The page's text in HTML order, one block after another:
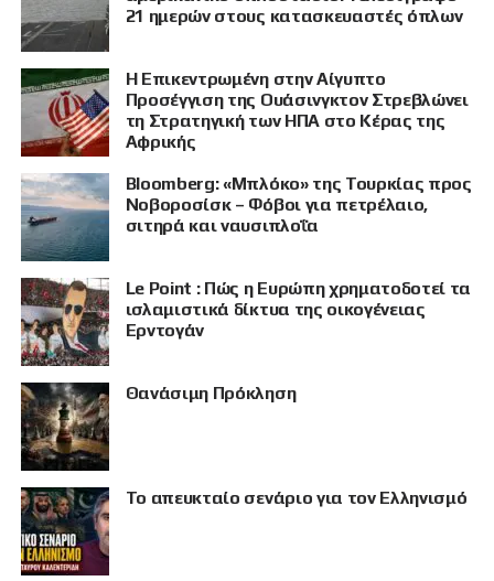
ΠΡΟΒΟΛΗ
21 ημερών στους κατασκευαστές όπλων
Η Επικεντρωμένη στην Αίγυπτο
Προσέγγιση της Ουάσινγκτον Στρεβλώνει
τη Στρατηγική των ΗΠΑ στο Κέρας της
Αφρικής
Bloomberg: «Μπλόκο» της Τουρκίας προς
Νοβοροσίσκ – Φόβοι για πετρέλαιο,
σιτηρά και ναυσιπλοΐα
Le Point : Πώς η Ευρώπη χρηματοδοτεί τα
ισλαμιστικά δίκτυα της οικογένειας
Ερντογάν
Θανάσιμη Πρόκληση
Το απευκταίο σενάριο για τον Ελληνισμό